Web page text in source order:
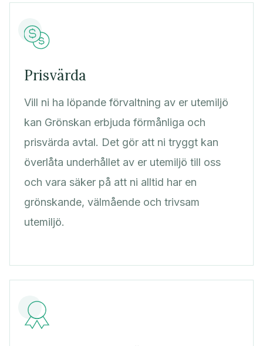
Prisvärda
Vill ni ha löpande förvaltning av er utemiljö
kan Grönskan erbjuda förmånliga och
prisvärda avtal. Det gör att ni tryggt kan
överlåta underhållet av er utemiljö till oss
och vara säker på att ni alltid har en
grönskande, välmående och trivsam
utemiljö.